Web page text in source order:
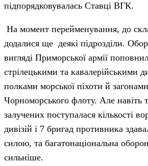
підпорядковувалась Ставці ВГК.
На момент перейменування, до
додалися ще деякі підрозділи.
вигляді Приморської армії
стрілецькими та кавалерійськими
полками морської піхоти й
Чорноморського флоту. Але навіть
залучених поступалася кількості
дивізій і 7 бригад противника
силою, та багатонаціональна
сильніше.